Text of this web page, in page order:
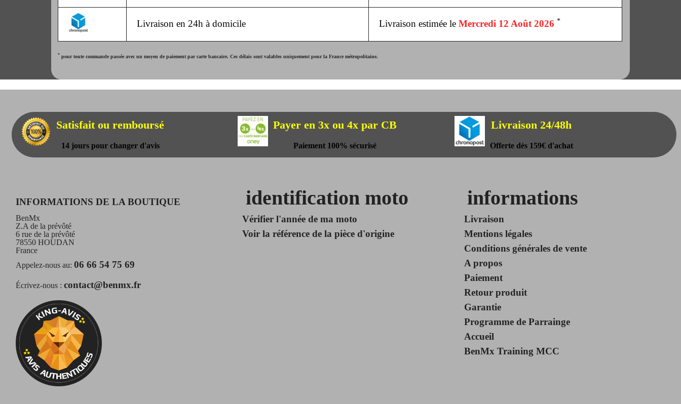
Livraison en 24h à domicile Livraison estimée le Mercredi 12 Août 2026 *
*pour toute commande passée avec un moyen de paiement par carte bancaire. Ces délais sont valables uniquement pour la France métropolitaine.
Satisfait ou remboursé
14 jours pour changer d'avis
Payer en 3x ou 4x par CB
Paiement 100% sécurisé
Livraison 24/48h
Offerte dès 159€ d'achat
INFORMATIONS DE LA BOUTIQUE
BenMx
Z.A de la prévôté
6 rue de la prévôté
78550 HOUDAN
France
Appelez-nous au: 06 66 54 75 69
Écrivez-nous : contact@benmx.fr
identification moto
Vérifier l'année de ma moto
Voir la référence de la pièce d'origine
informations
Livraison
Mentions légales
Conditions générales de vente
A propos
Paiement
Retour produit
Garantie
Programme de Parrainge
Accueil
BenMx Training MCC